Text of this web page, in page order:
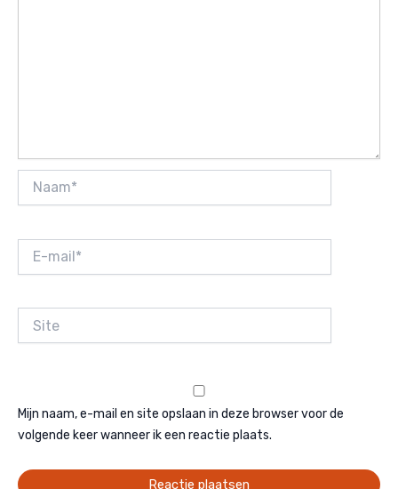
Naam*
E-
mail*
Site
Mijn naam, e-mail en site opslaan in deze browser voor de
volgende keer wanneer ik een reactie plaats.